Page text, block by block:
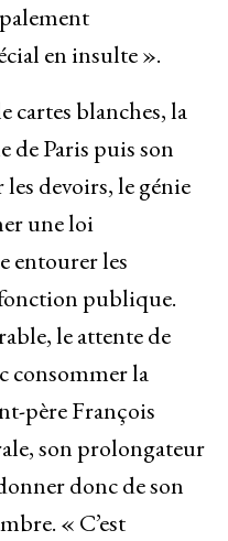
en insulte ».
cartes blanches, la
de Paris puis son
devoirs, le génie
une loi
entourer les
publique.
le attente de
consommer la
père François
son prolongateur
donc de son
« C’est